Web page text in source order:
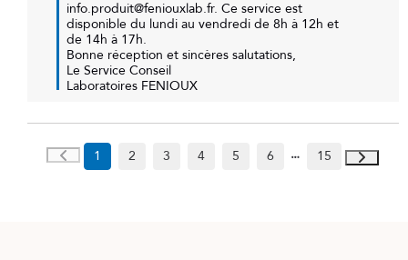
info.produit@feniouxlab.fr. Ce service est
disponible du lundi au vendredi de 8h à 12h et
de 14h à 17h.
Bonne réception et sincères salutations,
Le Service Conseil
Laboratoires FENIOUX
1 2 3 4 5 6 15